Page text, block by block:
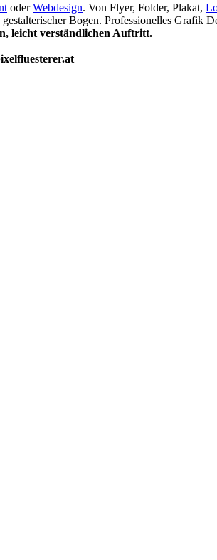
oderWebdesign. Von Flyer, Folder, Plakat,
Bogen. Professionelles Grafik
leicht verständlichen Auftritt.